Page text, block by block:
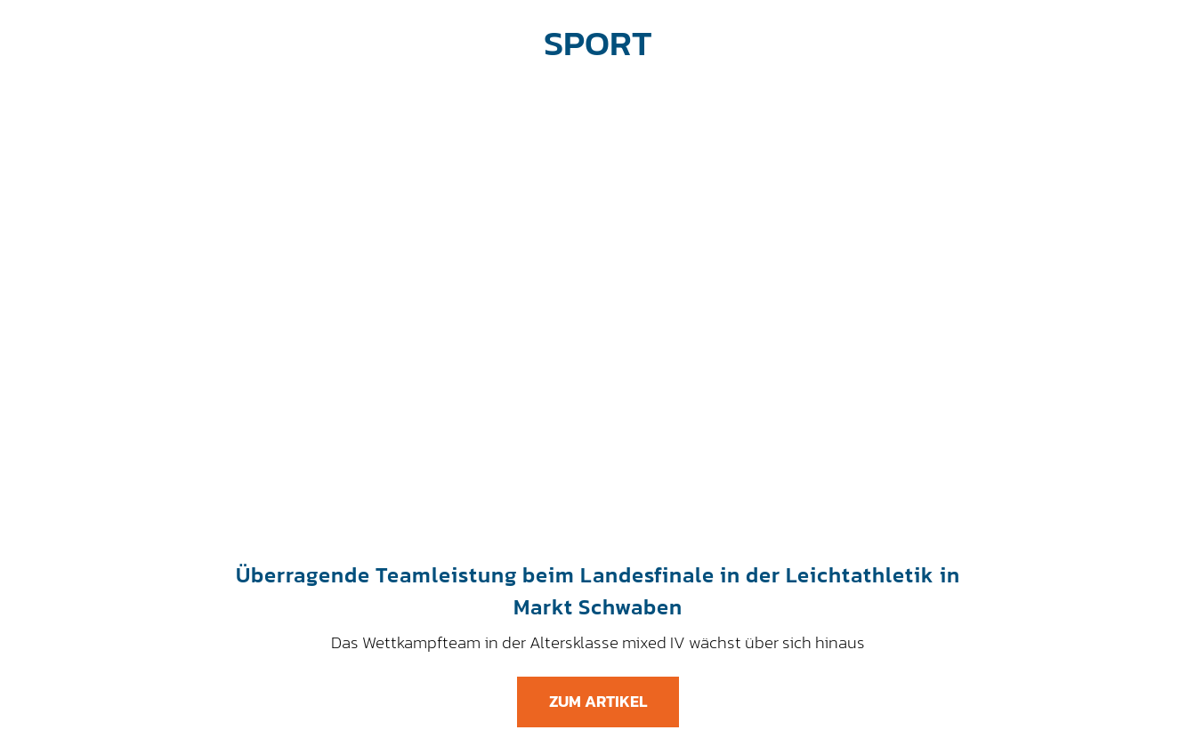
SPORT
Überragende Teamleistung beim Landesfinale in der Leichtathletik in
Markt Schwaben
Das Wettkampfteam in der Altersklasse mixed IV wächst über sich hinaus
ZUM ARTIKEL